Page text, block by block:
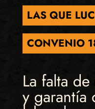
LAS QUE
CONVENIO
La falta
y garantía